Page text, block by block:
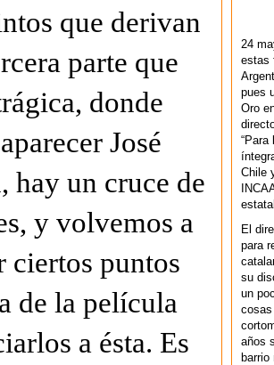
que derivan
parte que
donde
José
hay un cruce de
y volvemos a
ciertos puntos
de la película
a ésta. Es
24
estas
pues
Oro
“Para
Chile
El
para
su
un
cosas
años